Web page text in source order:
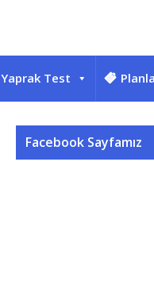
Yaprak Test
Facebook Sayfamız